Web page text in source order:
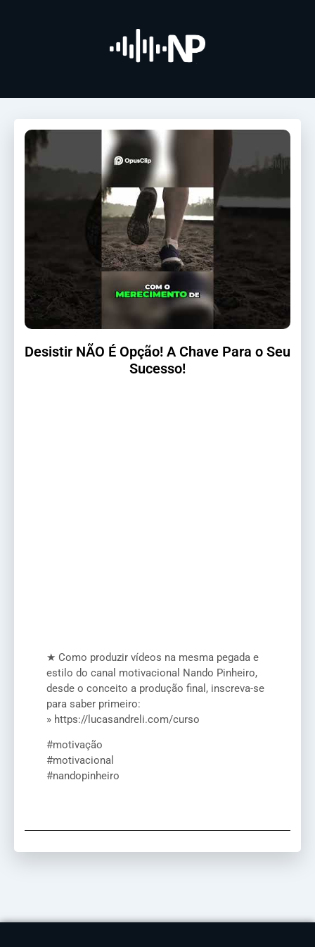
Desistir NÃO É Opção! A Chave Para o Seu
Sucesso!
★ Como produzir vídeos na mesma pegada e
estilo do canal motivacional Nando Pinheiro,
desde o conceito a produção final, inscreva-se
para saber primeiro:
» https://lucasandreli.com/curso
#motivação
#motivacional
#nandopinheiro